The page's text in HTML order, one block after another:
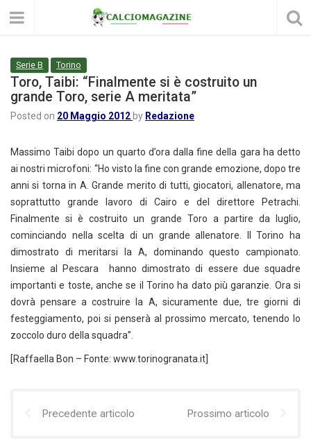
Serie B Torino
Toro, Taibi: “Finalmente si è costruito un
grande Toro, serie A meritata”
Posted on 20 Maggio 2012 by Redazione
Massimo Taibi dopo un quarto d’ora dalla fine della gara ha detto
ai nostri microfoni: “Ho visto la fine con grande emozione, dopo tre
anni si torna in A. Grande merito di tutti, giocatori, allenatore, ma
soprattutto grande lavoro di Cairo e del direttore Petrachi.
Finalmente si è costruito un grande Toro a partire da luglio,
cominciando nella scelta di un grande allenatore. Il Torino ha
dimostrato di meritarsi la A, dominando questo campionato.
Insieme al Pescara hanno dimostrato di essere due squadre
importanti e toste, anche se il Torino ha dato più garanzie. Ora si
dovrà pensare a costruire la A, sicuramente due, tre giorni di
festeggiamento, poi si penserà al prossimo mercato, tenendo lo
zoccolo duro della squadra”.
[Raffaella Bon – Fonte: www.torinogranata.it]
Precedente articolo Prossimo articolo